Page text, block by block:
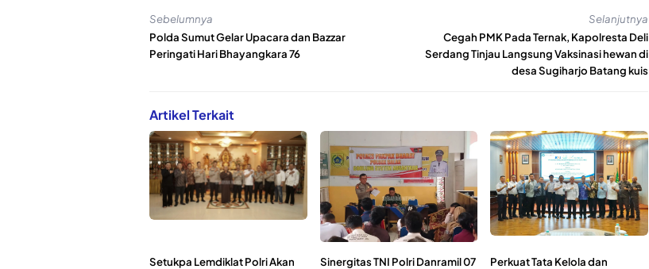
Sebelumnya
Polda Sumut Gelar Upacara dan Bazzar
Peringati Hari Bhayangkara 76
Selanjutnya
Cegah PMK Pada Ternak, Kapolresta Deli
Serdang Tinjau Langsung Vaksinasi hewan di
desa Sugiharjo Batang kuis
Artikel Terkait
Setukpa Lemdiklat Polri Akan
Sinergitas TNI Polri Danramil 07
Perkuat Tata Kelola dan